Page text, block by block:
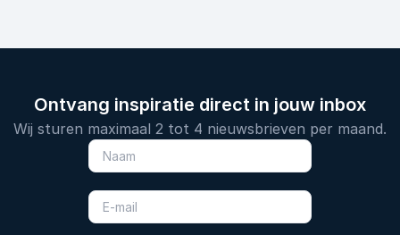
Ontvang inspiratie direct in jouw inbox
Wij sturen maximaal 2 tot 4 nieuwsbrieven per maand.